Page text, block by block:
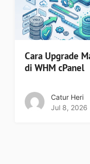
Cara Upgrade
di WHM cPanel
Catur Heri
Jul 8, 2026